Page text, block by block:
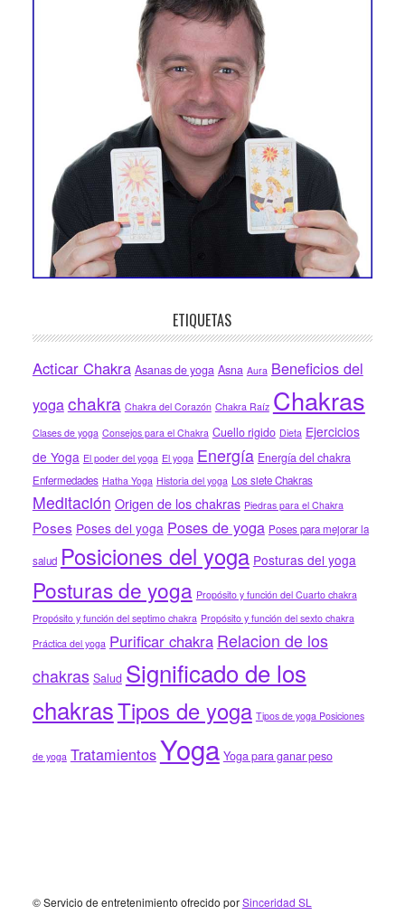
ETIQUETAS
Acticar Chakra Asanas de yoga Asna Aura Beneficios del
yogachakra Chakra del Corazón Chakra Raíz Chakras
Clases de yoga Consejos para el Chakra Cuello rigido Dieta Ejercicios
de Yoga El poder del yoga El yoga Energía Energía del chakra
Enfermedades Hatha Yoga Historia del yoga Los siete Chakras
Meditación Origen de los chakras Piedras para el Chakra
Poses Poses del yoga Poses de yoga Poses para mejorar la
salud Posiciones del yoga Posturas del yoga
Posturas de yoga Propósito y función del Cuarto chakra
Propósito y función del septimo chakra Propósito y función del sexto chakra
Práctica del yoga Purificar chakra Relacion de los
chakras Salud Significado de los
chakrasTipos de yoga Tipos de yoga Posiciones
de yoga TratamientosYoga Yoga para ganar peso
Footer
© Servicio de entretenimiento ofrecido porSinceridad SL